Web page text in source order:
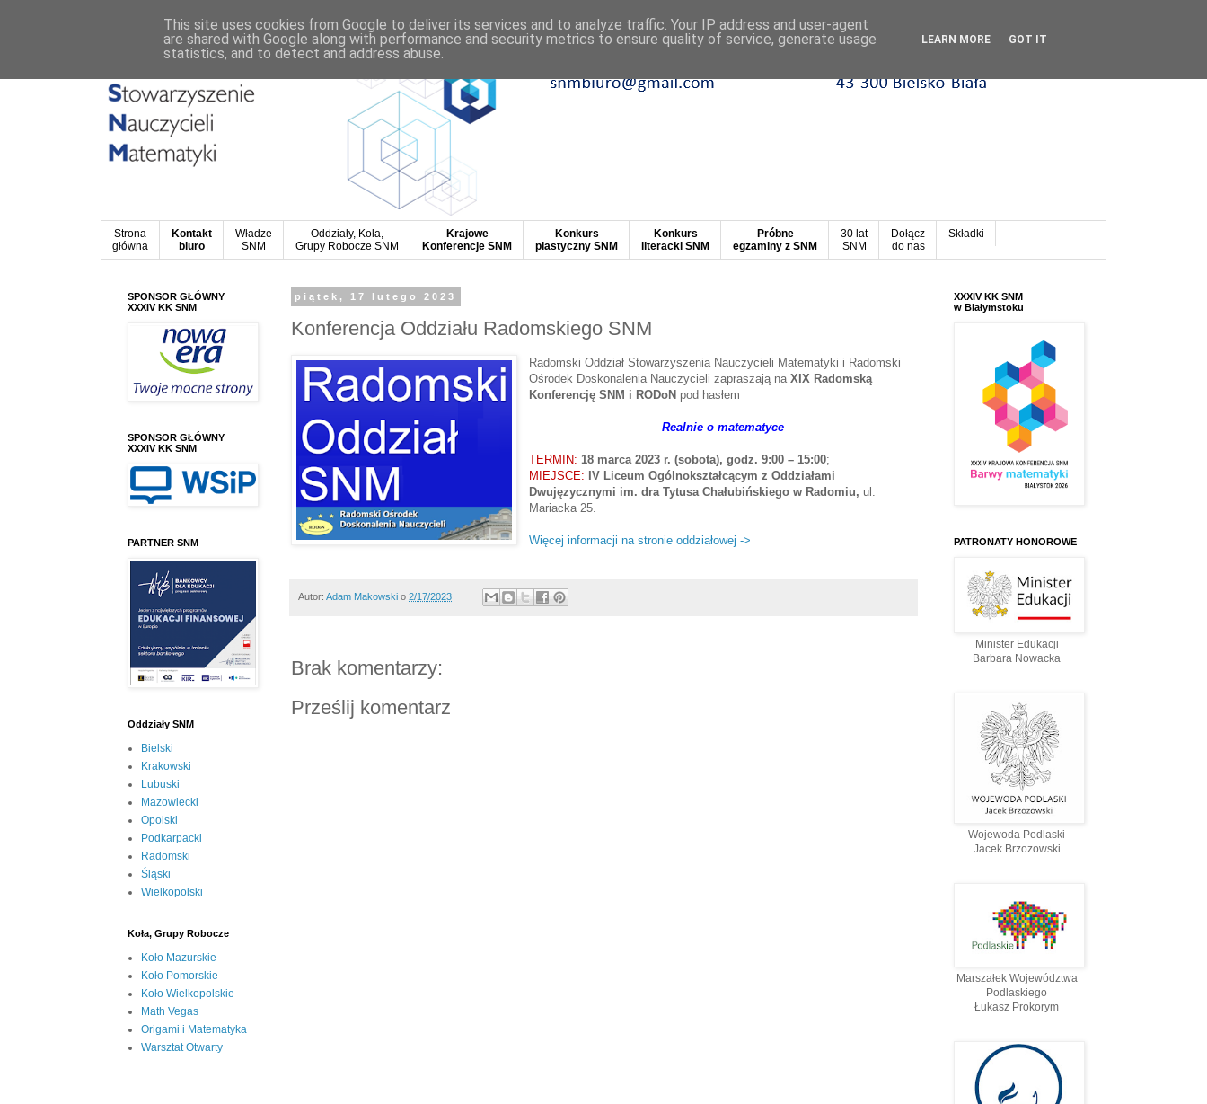
Strona
główna
Kontakt
biuro
Władze
SNM
Oddziały, Koła,
Grupy Robocze SNM
Krajowe
Konferencje SNM
Konkurs
plastyczny SNM
Konkurs
literacki SNM
Próbne
egzaminy z SNM
30 lat
SNM
Dołącz
do nas
Składki
piątek, 17 lutego 2023
Konferencja Oddziału Radomskiego SNM
Radomski Oddział Stowarzyszenia Nauczycieli Matematyki i Radomski
Ośrodek Doskonalenia Nauczycieli zapraszają naXIX Radomską
Konferencję SNM i RODoN pod hasłem
Realnie o matematyce
TERMIN: 18 marca 2023 r. (sobota), godz. 9:00 – 15:00;
MIEJSCE: IV Liceum Ogólnokształcącym z Oddziałami
Dwujęzycznymi im. dra Tytusa Chałubińskiego w Radomiu,ul.
Mariacka 25.
Więcej informacji na stronie oddziałowej ->
Autor: Adam Makowski o 2/17/2023
Brak komentarzy:
Prześlij komentarz
SPONSOR GŁÓWNY
XXXIV KK SNM
SPONSOR GŁÓWNY
XXXIV KK SNM
PARTNER SNM
Oddziały SNM
Bielski
Krakowski
Lubuski
Mazowiecki
Opolski
Podkarpacki
Radomski
Śląski
Wielkopolski
Koła, Grupy Robocze
Koło Mazurskie
Koło Pomorskie
Koło Wielkopolskie
Math Vegas
Origami i Matematyka
Warsztat Otwarty
XXXIV KK SNM
w Białymstoku
PATRONATY HONOROWE
Minister Edukacji
Barbara Nowacka
Wojewoda Podlaski
Jacek Brzozowski
Marszałek Województwa
Podlaskiego
Łukasz Prokorym
This site uses cookies from Google to deliver its services and to analyze traffic. Your IP address and user-agent
are shared with Google along with performance and security metrics to ensure quality of service, generate usage
statistics, and to detect and address abuse.
LEARN MORE GOT IT